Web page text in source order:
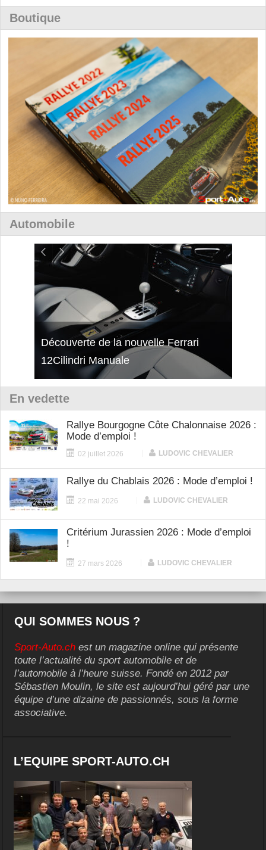
Boutique
Automobile
Découverte de la nouvelle Ferrari
12Cilindri Manuale
En vedette
Rallye Bourgogne Côte Chalonnaise 2026 :
Mode d’emploi !
02 juillet 2026 LUDOVIC CHEVALIER
Rallye du Chablais 2026 : Mode d’emploi !
22 mai 2026 LUDOVIC CHEVALIER
Critérium Jurassien 2026 : Mode d’emploi
!
27 mars 2026 LUDOVIC CHEVALIER
QUI SOMMES NOUS ?
Sport-Auto.ch est un magazine online qui présente
toute l’actualité du sport automobile et de
l’automobile à l’heure suisse. Fondé en 2012 par
Sébastien Moulin, le site est aujourd’hui géré par une
équipe d’une dizaine de passionnés, sous la forme
associative.
L’EQUIPE SPORT-AUTO.CH